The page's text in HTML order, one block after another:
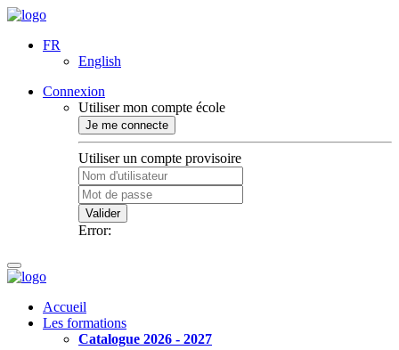
FR
English
Connexion
Utiliser mon compte école
Je me connecte
Utiliser un compte provisoire
Valider
Error:
Accueil
Les formations
Catalogue 2026 - 2027